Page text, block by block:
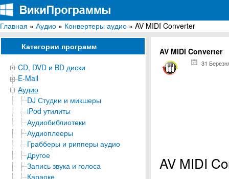
ВикиПрограммы
Энциклопедия бесплатных компьютерных программ для Windows
Главная » Аудио » Конвертеры аудио » AV MIDI Converter
Категории программ
CD, DVD и BD диски
E-Mail
Аудио
DJ Студии и микшеры
iPod утилиты
Аудиобиблиотеки
Аудиоплееры
Грабберы и рипперы аудио
Другое
Запись звука и голоса
Караоке
AV MIDI Converter
31
AV MIDI